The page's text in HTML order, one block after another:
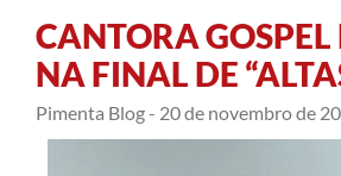
CANTORA
NA FINAL DE
Pimenta Blog - 20 de novembro de